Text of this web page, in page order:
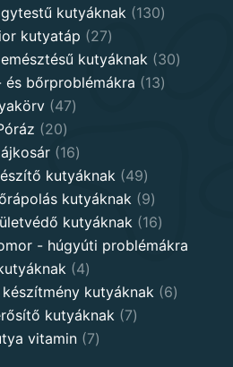
products
kutyáknak 130130
kutyatáp 2727
products
kutyáknak 3030
és bőrproblémákra 1313
4747
2020
products
1616
products
kutyáknak 4949
products
kutyáknak 99
products
kutyáknak 1616
products
- húgyúti problémákra
44
products
kutyáknak 66
kutyáknak 77
vitamin 77